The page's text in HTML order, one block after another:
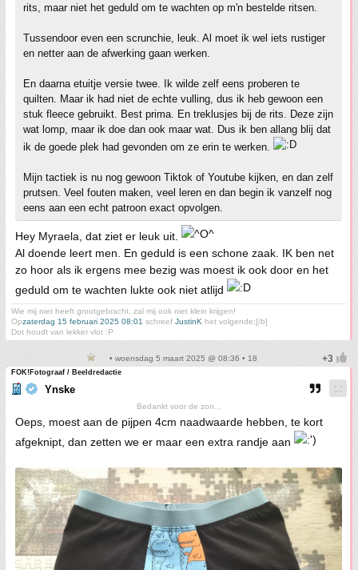
rits, maar niet het geduld om te wachten op m'n bestelde ritsen.
Tussendoor even een scrunchie, leuk. Al moet ik wel iets rustiger
en netter aan de afwerking gaan werken.
En daarna etuitje versie twee. Ik wilde zelf eens proberen te
quilten. Maar ik had niet de echte vulling, dus ik heb gewoon een
stuk fleece gebruikt. Best prima. En treklusjes bij de rits. Deze zijn
wat lomp, maar ik doe dan ook maar wat. Dus ik ben allang blij dat
ik de goede plek had gevonden om ze erin te werken.
Mijn tactiek is nu nog gewoon Tiktok of Youtube kijken, en dan zelf
prutsen. Veel fouten maken, veel leren en dan begin ik vanzelf nog
eens aan een echt patroon exact opvolgen.
Hey Myraela, dat ziet er leuk uit.
Al doende leert men. En geduld is een schone zaak. IK ben net
zo hoor als ik ergens mee bezig was moest ik ook door en het
geduld om te wachten lukte ook niet atlijd
Wie mij niet heeft grootgebracht, zal mij ook niet klein krijgen!
Opzaterdag 15 februari 2025 08:01 schreef JustinK het volgende:[/b]
Dot houdt van lekker vlot :P
• woensdag 5 maart 2025 @ 08:36 • 18
FOK!Fotograaf / Beeldredactie
Ynske
Bedankt voor de zon...
Oeps, moest aan de pijpen 4cm naadwaarde hebben, te kort
afgeknipt, dan zetten we er maar een extra randje aan